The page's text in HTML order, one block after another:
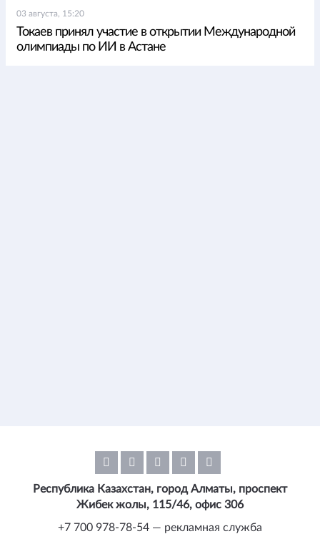
03 августа, 15:20
Токаев принял участие в открытии Международной
олимпиады по ИИ в Астане
Республика Казахстан, город Алматы, проспект
Жибек жолы, 115/46, офис 306
+7 700 978-78-54 — рекламная служба